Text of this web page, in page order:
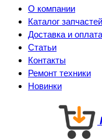
О компании
Каталог запчастей
Доставка и оплата
Статьи
Контакты
Ремонт техники
Новинки